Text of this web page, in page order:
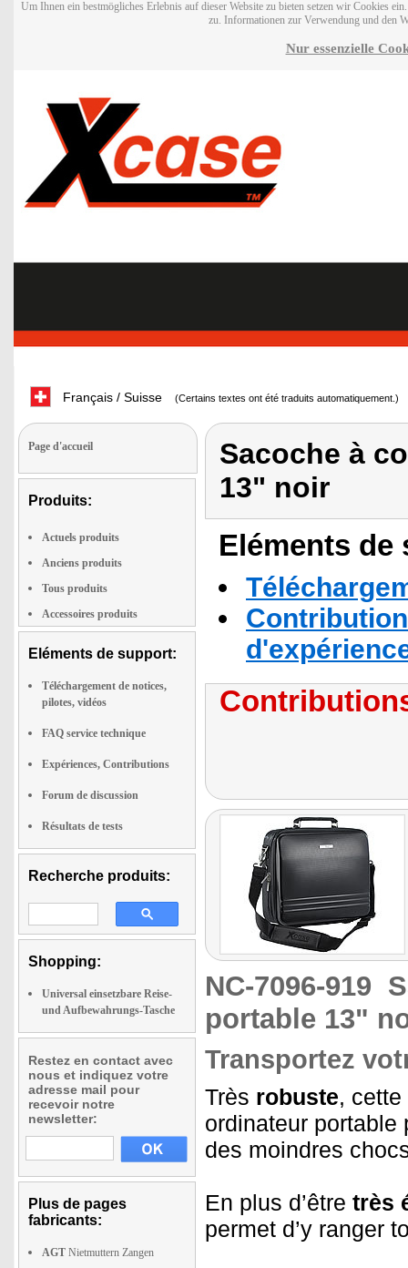
Um Ihnen ein bestmögliches Erlebnis auf dieser Website zu bieten setzen wir Cookies
zu. Informationen zur Verwendung und den
Nur essenzielle
Français / Suisse (Certains textes ont été traduits automatiquement.)
Page d'accueil
Produits:
Actuels produits
Anciens produits
Tous produits
Accessoires produits
Eléments de support:
Téléchargement de notices,
pilotes, vidéos
FAQ service technique
Expériences, Contributions
Forum de discussion
Résultats de tests
Recherche produits:
Shopping:
Universal einsetzbare Reise-
und Aufbewahrungs-Tasche
Restez en contact avec
nous et indiquez votre
adresse mail pour
recevoir notre
newsletter:
Plus de pages
fabricants:
AGT Nietmuttern Zangen
Sacoche à
13" noir
Eléments
NC-7096-919
portable 13"
Transportez
Très robuste, cette
ordinateur portable
des moindres
En plus d’être très
permet d’y ranger